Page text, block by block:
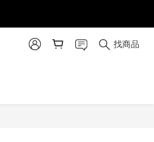
找商品